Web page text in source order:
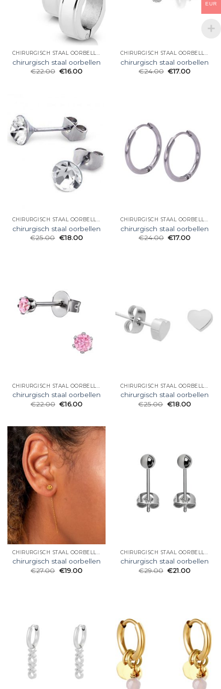
CHIRURGISCH STAAL OORBELLEN
chirurgisch staal oorbellen
€22.00 €16.00
CHIRURGISCH STAAL OORBELLEN
chirurgisch staal oorbellen
€24.00 €17.00
CHIRURGISCH STAAL OORBELLEN
chirurgisch staal oorbellen
€25.00 €18.00
CHIRURGISCH STAAL OORBELLEN
chirurgisch staal oorbellen
€24.00 €17.00
CHIRURGISCH STAAL OORBELLEN
chirurgisch staal oorbellen
€22.00 €16.00
CHIRURGISCH STAAL OORBELLEN
chirurgisch staal oorbellen
€25.00 €18.00
CHIRURGISCH STAAL OORBELLEN
chirurgisch staal oorbellen
€27.00 €19.00
CHIRURGISCH STAAL OORBELLEN
chirurgisch staal oorbellen
€29.00 €21.00
EUR